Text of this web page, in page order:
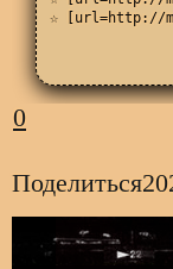
☆ [url=http://
0
Поделиться